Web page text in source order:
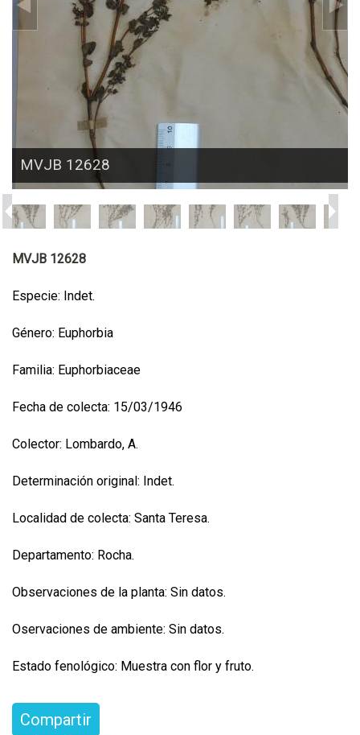
MVJB 12628
MVJB 12628
Especie: Indet.
Género: Euphorbia
Familia: Euphorbiaceae
Fecha de colecta: 15/03/1946
Colector: Lombardo, A.
Determinación original: Indet.
Localidad de colecta: Santa Teresa.
Departamento: Rocha.
Observaciones de la planta: Sin datos.
Oservaciones de ambiente: Sin datos.
Estado fenológico: Muestra con flor y fruto.
Compartir